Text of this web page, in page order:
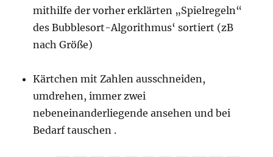
mithilfe der vorher erklärten „Spielregeln“
des Bubblesort-Algorithmus‘ sortiert (zB
nach Größe)
Kärtchen mit Zahlen ausschneiden,
umdrehen, immer zwei
nebeneinanderliegende ansehen und bei
Bedarf tauschen .